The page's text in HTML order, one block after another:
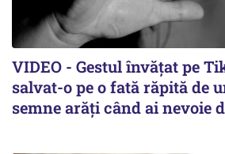
VIDEO - Gestul învățat pe
salvat-o pe o fată răpită de
semne arăți când ai nevoie